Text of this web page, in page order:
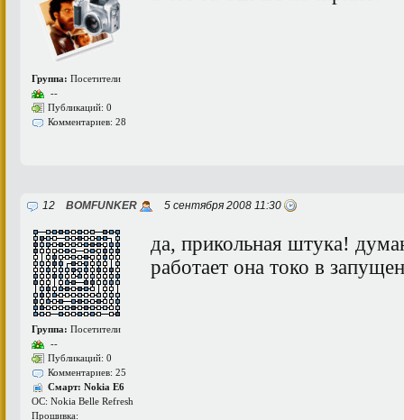
Группа: Посетители
--
Публикаций: 0
Комментариев: 28
12 BOMFUNKER 5 сентября 2008 11:30
Группа: Посетители
--
Публикаций: 0
Комментариев: 25
Смарт: Nokia E6
ОС: Nokia Belle Refresh
Прошивка:
да, прикольная штука!
работает она токо в